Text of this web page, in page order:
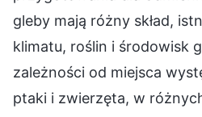
gleby mają różny skład,
klimatu, roślin i środowisk
zależności od miejsca
ptaki i zwierzęta, w